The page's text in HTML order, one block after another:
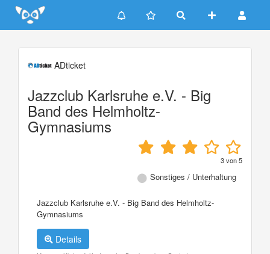
Update cookies preferences
ADticket
Jazzclub Karlsruhe e.V. - Big
Band des Helmholtz-
Gymnasiums
3von5
Sonstiges / Unterhaltung
Jazzclub Karlsruhe e.V. - Big Band des Helmholtz-
Gymnasiums
Details